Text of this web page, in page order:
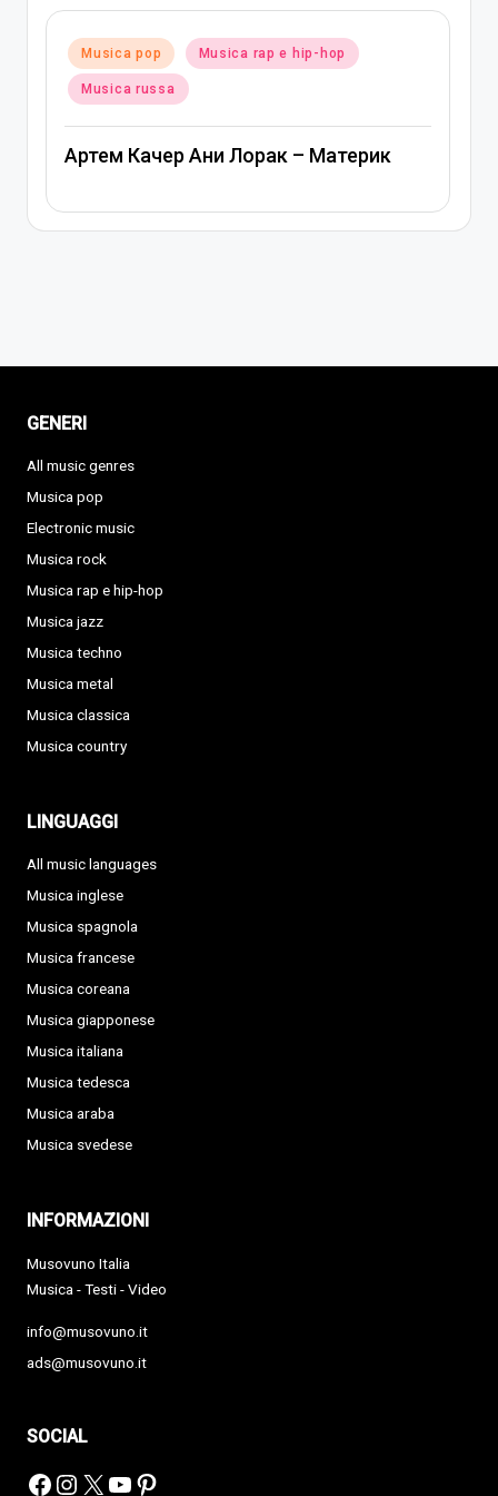
Posted
in
Musica pop Musica rap e hip-hop
Musica russa
Артем Качер Ани Лорак – Материк
GENERI
All music genres
Musica pop
Electronic music
Musica rock
Musica rap e hip-hop
Musica jazz
Musica techno
Musica metal
Musica classica
Musica country
LINGUAGGI
All music languages
Musica inglese
Musica spagnola
Musica francese
Musica coreana
Musica giapponese
Musica italiana
Musica tedesca
Musica araba
Musica svedese
INFORMAZIONI
Musovuno Italia
Musica - Testi - Video
info@musovuno.it
ads@musovuno.it
SOCIAL
Facebook
Instagram
X YouTube
Pinterest